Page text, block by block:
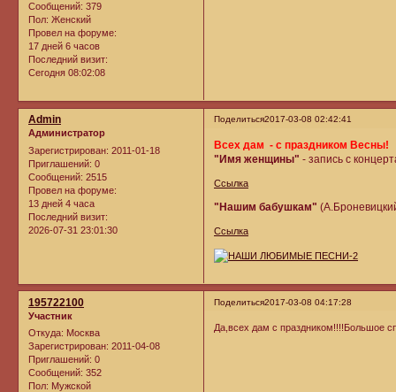
Сообщений: 379
Пол: Женский
Провел на форуме:
17 дней 6 часов
Последний визит:
Сегодня 08:02:08
Поделиться2017-03-08 02:42:41
Admin
Администратор
Зарегистрирован: 2011-01-18
Приглашений: 0
Сообщений: 2515
Провел на форуме:
13 дней 4 часа
Последний визит:
2026-07-31 23:01:30
Всех дам - с праздником Весны!
"Имя женщины"- запись с
Ссылка
"Нашим бабушкам"
Ссылка
Поделиться2017-03-08 04:17:28
195722100
Участник
Откуда: Москва
Зарегистрирован: 2011-04-08
Приглашений: 0
Сообщений: 352
Пол: Мужской
Да,всех дам с праздником!!!!Большое